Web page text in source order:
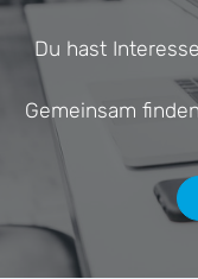
Du hast
Gemeinsam